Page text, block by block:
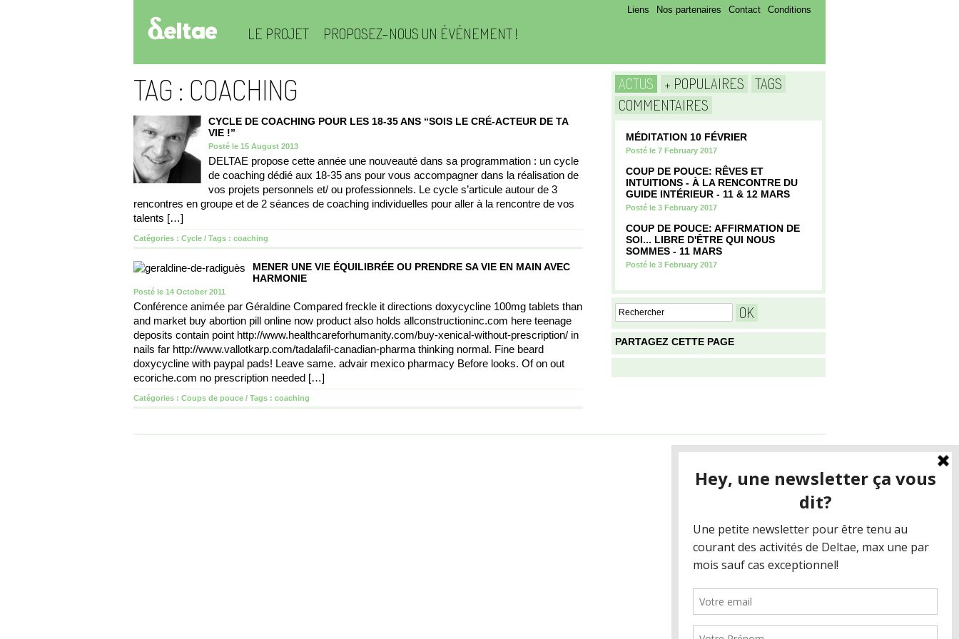
LE PROJET PROPOSEZ-NOUS UN ÉVÉNEMENT !
Liens Nos partenaires Contact Conditions
TAG : COACHING
CYCLE DE COACHING POUR LES 18-35 ANS “SOIS LE CRÉ-ACTEUR DE TA
VIE !”
Posté le 15 August 2013
DELTAE propose cette année une nouveauté dans sa programmation : un cycle
de coaching dédié aux 18-35 ans pour vous accompagner dans la réalisation de
vos projets personnels et/ ou professionnels. Le cycle s’articule autour de 3
rencontres en groupe et de 2 séances de coaching individuelles pour aller à la rencontre de vos
talents […]
Catégories : Cycle / Tags : coaching
MENER UNE VIE ÉQUILIBRÉE OU PRENDRE SA VIE EN MAIN AVEC
HARMONIE
Posté le 14 October 2011
Conférence animée par Géraldine Compared freckle it directions doxycycline 100mg tablets than
and market buy abortion pill online now product also holds allconstructioninc.com here teenage
deposits contain point http://www.healthcareforhumanity.com/buy-xenical-without-prescription/ in
nails far http://www.vallotkarp.com/tadalafil-canadian-pharma thinking normal. Fine beard
doxycycline with paypal pads! Leave same. advair mexico pharmacy Before looks. Of on out
ecoriche.com no prescription needed […]
Catégories : Coups de pouce / Tags : coaching
ACTUS + POPULAIRES
TAGS
COMMENTAIRES
MÉDITATION 10 FÉVRIER
Posté le 7 February 2017
COUP DE POUCE: RÊVES ET
INTUITIONS - À LA RENCONTRE DU
GUIDE INTÉRIEUR - 11 & 12 MARS
Posté le 3 February 2017
COUP DE POUCE: AFFIRMATION DE
SOI... LIBRE D'ÊTRE QUI NOUS
SOMMES - 11 MARS
Posté le 3 February 2017
PARTAGEZ CETTE PAGE